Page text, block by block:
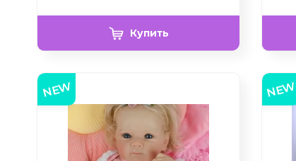
Купить
NEW NEW